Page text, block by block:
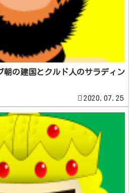
朝の建国とクルド人のサラディン
2020.07.25